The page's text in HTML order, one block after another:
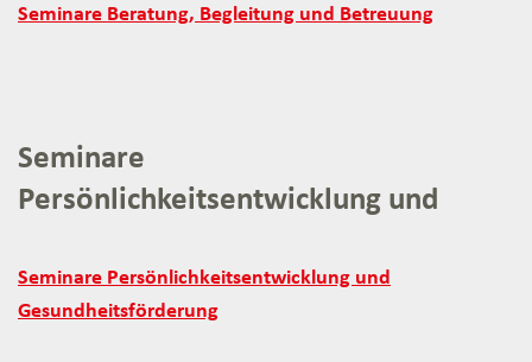
Seminare
Betreuung:
Seminare Beratung, Begleitung und Betreuung
Seminare
Persönlichkeitsentwicklung und
Seminare
Persönlichkeitsentwicklung
Seminare Persönlichkeitsentwicklung und
Gesundheitsförderung